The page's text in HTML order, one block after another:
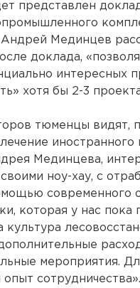
представлен
Мединцев
доклада,
интересных
хотя бы 2-3
тюменцы видят,
иностранного
Мединцева,
ноу-хау, с
современного
которая у нас пока
мероприятия.